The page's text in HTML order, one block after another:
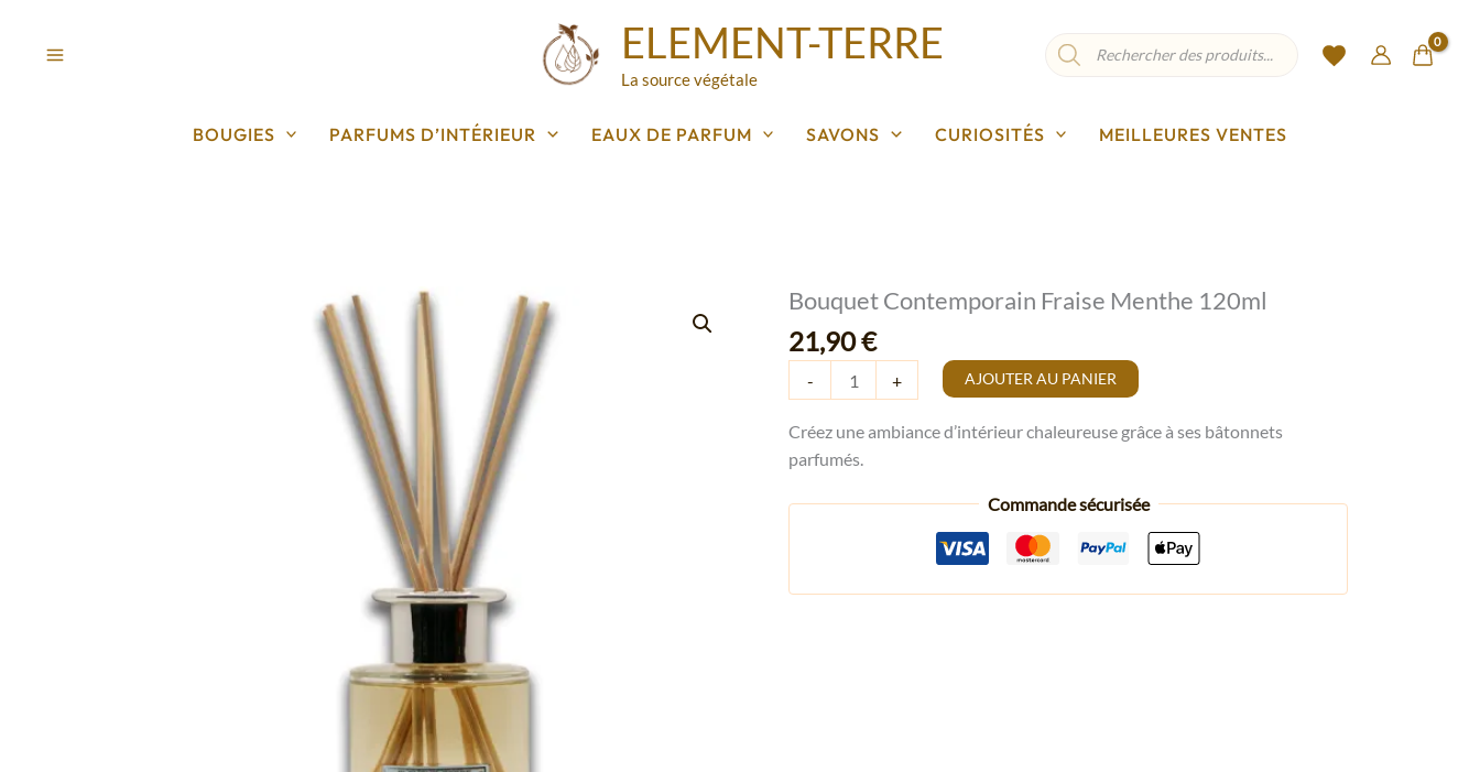
contenu
ELEMENT-TERRE
La source végétale
Recherche
de
BOUGIES PARFUMS D’INTÉRIEUR EAUX DE PARFUM SAVONS CURIOSITÉS MEILLEURES VENTES
Bouquet Contemporain Fraise Menthe 120ml
21,90€
-
quantité
de
Bouquet
Contemporain
Menthe
120ml
+ AJOUTER AU PANIER
Créez une ambiance d’intérieur chaleureuse grâce à ses bâtonnets
parfumés.
Commande sécurisée